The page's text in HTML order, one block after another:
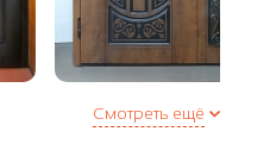
Смотреть ещё